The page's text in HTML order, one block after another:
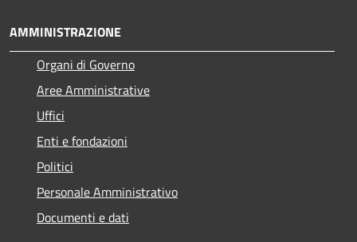
AMMINISTRAZIONE
Organi di Governo
Aree Amministrative
Uffici
Enti e fondazioni
Politici
Personale Amministrativo
Documenti e dati